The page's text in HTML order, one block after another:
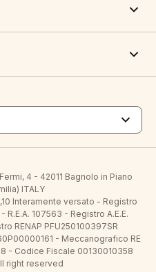
4 - 42011 Bagnolo in Piano
ITALY
Interamente versato - Registro
107563 - Registro A.E.E.
RENAP PFU250100397SR
- Meccanografico RE
- Codice Fiscale 00130010358
right reserved